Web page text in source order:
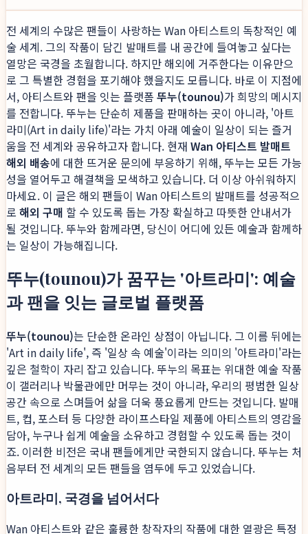
전 세계의 수많은 팬들이 사랑하는 Wan 아티스트의 독창적인 예
술 세계. 그의 작품이 담긴 발매트를 내 공간에 들여놓고 싶다는
열망은 국경을 초월합니다. 하지만 해외에 거주한다는 이유만으
로 그 특별한 경험을 포기해야 했을지도 모릅니다. 바로 이 지점에
서, 아티스트와 팬을 잇는 플랫폼 뚜누(tounou)가 희망의 메시지
를 전합니다. 뚜누는 단순히 제품을 판매하는 곳이 아니라, '아트
라미(Art in daily life)'라는 가치 아래 예술이 일상이 되는 즐거
움을 전 세계와 공유하고자 합니다. 현재 Wan 아티스트 발매트
해외 배송에 대한 뜨거운 문의에 부응하기 위해, 뚜누는 모든 가능
성을 열어두고 해결책을 모색하고 있습니다. 더 이상 아쉬워하지
마세요. 이 글은 해외 팬들이 Wan 아티스트의 발매트를 성공적으
로 해외 구매 할 수 있도록 돕는 가장 확실하고 따뜻한 안내서가
될 것입니다. 뚜누와 함께라면, 당신이 어디에 있든 예술과 함께하
는 일상이 가능해집니다.
뚜누(tounou)가 꿈꾸는 '아트라미': 예술
과 팬을 잇는 글로벌 플랫폼
뚜누(tounou)는 단순한 온라인 상점이 아닙니다. 그 이름 뒤에는
'Art in daily life', 즉 '일상 속 예술'이라는 의미의 '아트라미'라는
깊은 철학이 자리 잡고 있습니다. 뚜누의 목표는 위대한 예술 작품
이 갤러리나 박물관에만 머무는 것이 아니라, 우리의 평범한 일상
공간 속으로 스며들어 삶을 더욱 풍요롭게 만드는 것입니다. 발매
트, 컵, 포스터 등 다양한 라이프스타일 제품에 아티스트의 영감을
담아, 누구나 쉽게 예술을 소유하고 경험할 수 있도록 돕는 것이
죠. 이러한 비전은 국내 팬들에게만 국한되지 않습니다. 뚜누는 처
음부터 전 세계의 모든 팬들을 염두에 두고 있었습니다.
아트라미, 국경을 넘어서다
Wan 아티스트와 같은 훌륭한 창작자의 작품에 대한 열광은 특정